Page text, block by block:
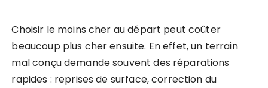
Choisir le moins cher au départ peut coûter
beaucoup plus cher ensuite. En effet, un terrain
mal conçu demande souvent des réparations
rapides : reprises de surface, correction du